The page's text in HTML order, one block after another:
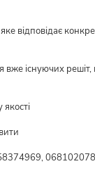
відповідає
існуючих